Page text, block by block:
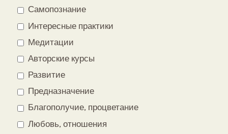
Самопознание
Интересные практики
Медитации
Авторские курсы
Развитие
Предназначение
Благополучие, процветание
Любовь, отношения